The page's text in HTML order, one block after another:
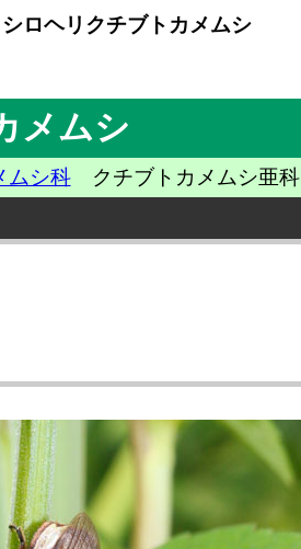
シロヘリクチブトカメムシ
メムシ
ムシ科クチブトカメムシ亜科